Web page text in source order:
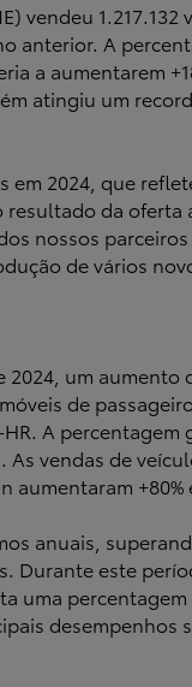
vendeu
anterior. A
a aumentarem
atingiu um
em 2024, que
da
nossos
de vários
um
de
A
vendas de
anuais,
Durante este
uma